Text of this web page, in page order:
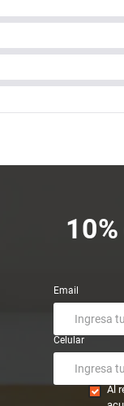
Email
Celular
Al